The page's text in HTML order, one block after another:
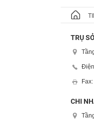
TRỤ
CHI